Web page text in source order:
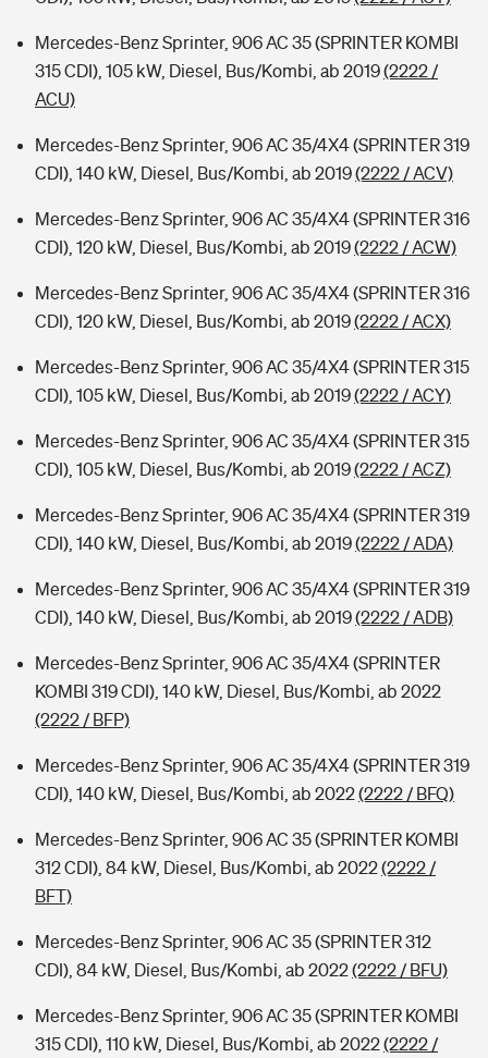
Mercedes-Benz Sprinter, 906 AC 35 (SPRINTER KOMBI
315 CDI), 105 kW, Diesel, Bus/Kombi, ab 2019(2222 /
ACU)
Mercedes-Benz Sprinter, 906 AC 35/4X4 (SPRINTER 319
CDI), 140 kW, Diesel, Bus/Kombi, ab 2019(2222 / ACV)
Mercedes-Benz Sprinter, 906 AC 35/4X4 (SPRINTER 316
CDI), 120 kW, Diesel, Bus/Kombi, ab 2019(2222 / ACW)
Mercedes-Benz Sprinter, 906 AC 35/4X4 (SPRINTER 316
CDI), 120 kW, Diesel, Bus/Kombi, ab 2019(2222 / ACX)
Mercedes-Benz Sprinter, 906 AC 35/4X4 (SPRINTER 315
CDI), 105 kW, Diesel, Bus/Kombi, ab 2019(2222 / ACY)
Mercedes-Benz Sprinter, 906 AC 35/4X4 (SPRINTER 315
CDI), 105 kW, Diesel, Bus/Kombi, ab 2019(2222 / ACZ)
Mercedes-Benz Sprinter, 906 AC 35/4X4 (SPRINTER 319
CDI), 140 kW, Diesel, Bus/Kombi, ab 2019(2222 / ADA)
Mercedes-Benz Sprinter, 906 AC 35/4X4 (SPRINTER 319
CDI), 140 kW, Diesel, Bus/Kombi, ab 2019(2222 / ADB)
Mercedes-Benz Sprinter, 906 AC 35/4X4 (SPRINTER
KOMBI 319 CDI), 140 kW, Diesel, Bus/Kombi, ab 2022
(2222 / BFP)
Mercedes-Benz Sprinter, 906 AC 35/4X4 (SPRINTER 319
CDI), 140 kW, Diesel, Bus/Kombi, ab 2022(2222 / BFQ)
Mercedes-Benz Sprinter, 906 AC 35 (SPRINTER KOMBI
312 CDI), 84 kW, Diesel, Bus/Kombi, ab 2022(2222 /
BFT)
Mercedes-Benz Sprinter, 906 AC 35 (SPRINTER 312
CDI), 84 kW, Diesel, Bus/Kombi, ab 2022(2222 / BFU)
Mercedes-Benz Sprinter, 906 AC 35 (SPRINTER KOMBI
315 CDI), 110 kW, Diesel, Bus/Kombi, ab 2022(2222 /